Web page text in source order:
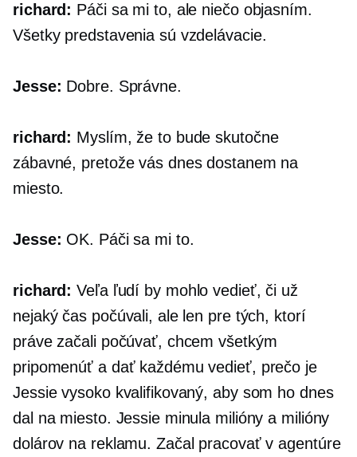
richard: Páči sa mi to, ale niečo objasním.
Všetky predstavenia sú vzdelávacie.
Jesse: Dobre. Správne.
richard: Myslím, že to bude skutočne
zábavné, pretože vás dnes dostanem na
miesto.
Jesse: OK. Páči sa mi to.
richard: Veľa ľudí by mohlo vedieť, či už
nejaký čas počúvali, ale len pre tých, ktorí
práve začali počúvať, chcem všetkým
pripomenúť a dať každému vedieť, prečo je
Jessie vysoko kvalifikovaný, aby som ho dnes
dal na miesto. Jessie minula milióny a milióny
dolárov na reklamu. Začal pracovať v agentúre